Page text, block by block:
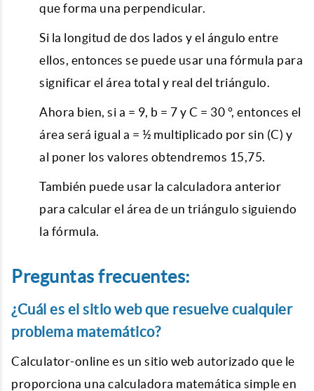
que forma una perpendicular.
Si la longitud de dos lados y el ángulo entre
ellos, entonces se puede usar una fórmula para
significar el área total y real del triángulo.
Ahora bien, si a = 9, b = 7 y C = 30 °, entonces el
área será igual a = ½ multiplicado por sin (C) y
al poner los valores obtendremos 15,75.
También puede usar la calculadora anterior
para calcular el área de un triángulo siguiendo
la fórmula.
Preguntas frecuentes:
¿Cuál es el sitio web que resuelve cualquier
problema matemático?
Calculator-online es un sitio web autorizado que le
proporciona una calculadora matemática simple en